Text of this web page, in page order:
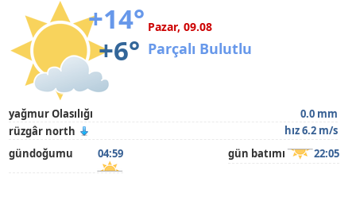
+14°
+6°
Pazar, 09.08
Parçalı Bulutlu
yağmur Olasılığı
0.0 mm
rüzgâr north
hız 6.2 m/s
gündoğumu
04:59 gün batımı 22:05